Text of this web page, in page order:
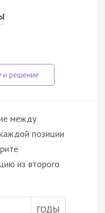
между
позиции
из второго
ГОДЫ